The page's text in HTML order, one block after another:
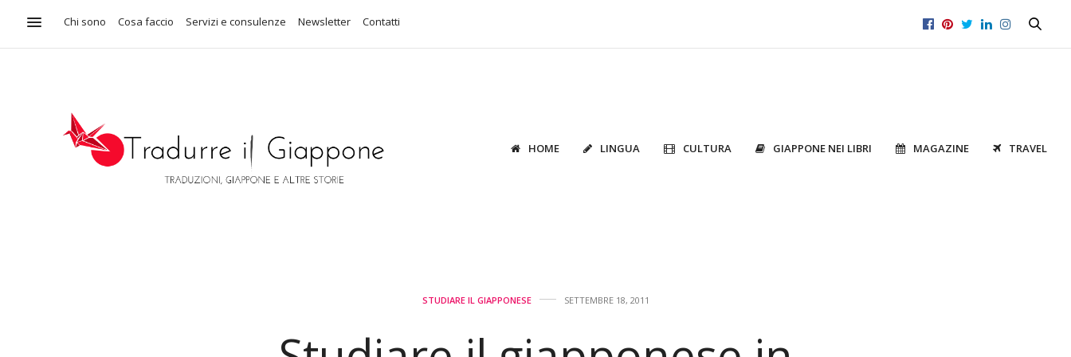
Chi sono Cosa faccio Servizi e consulenze Newsletter Contatti
HOME LINGUA CULTURA GIAPPONE NEI LIBRI MAGAZINE TRAVEL
STUDIARE IL GIAPPONESE SETTEMBRE 18, 2011